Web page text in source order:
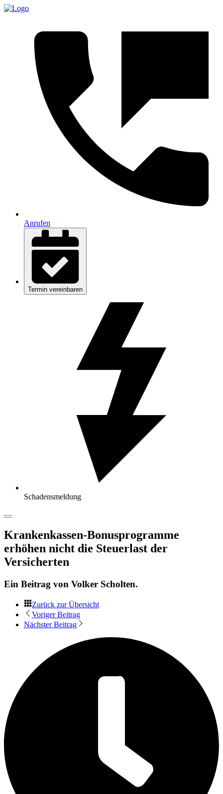
Anrufen
Termin vereinbaren
Schadensmeldung
Krankenkassen-Bonusprogramme
erhöhen nicht die Steuerlast der
Versicherten
Ein Beitrag von Volker Scholten.
Zurück zur Übersicht
Voriger Beitrag
Nächster Beitrag